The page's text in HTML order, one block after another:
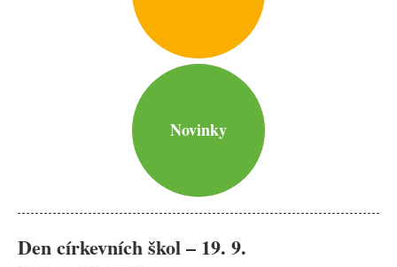
Novinky
Den církevních škol – 19. 9.